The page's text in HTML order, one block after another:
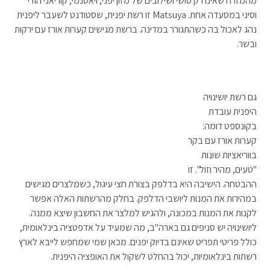
וסיני במסעדה אחת. Matsuya זו רשת יפנית, שסטודנט לשעבר ליפנית
נהג לאכול בה כשהתגורר במדינה. ברשת מגישים קערות אורז עם ירקות
ובשר.
גם רשת יושינויה
היפנית עובדת
בקונספט דומה:
קערות אורז עם בקר
בווריאציות שונות
"טעים, מהיר וזול". זו
ההבטחה. הישיבה היא בדלפק בצורת חצי עיגול, כשמלצרים מגישים
במהירות את המנות ליושבי הדלפק. בחלק מהרשתות האלה אפשר
לקנות את המנות במכונה, ולהגיש למלצר את החשבון שיצא ממנה.
ליושינויה יש סניפים גם בארה"ב, מה שמעיד על אדפטציה בינלאומית,
כולל פריטי תפריט שאינם בדיוק יפנים. מכאן שמי שמחפש לייבא לארץ
רשתות בינלאומיות, יכול בהחלט לשקול את האופציה היפנית.